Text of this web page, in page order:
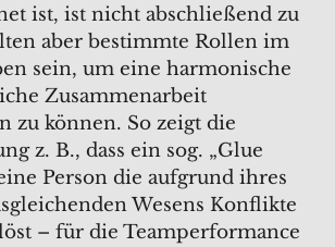
ist, ist nicht abschließend zu
aber bestimmte Rollen im
sein, um eine harmonische
Zusammenarbeit
zu können. So zeigt die
z. B., dass ein sog. „Glue
Person die aufgrund ihres
Wesens Konflikte
– für die Teamperformance